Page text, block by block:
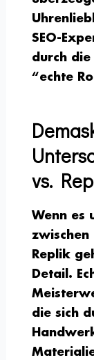
SEO-
durch die
“echte
vs.
Wenn es
zwischen
Replik
Detail.
die sich